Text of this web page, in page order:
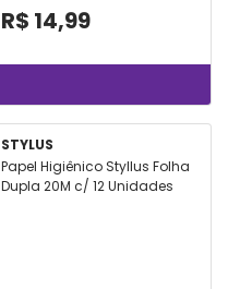
R$ 14,99
STYLUS
Papel Higiênico Styllus Folha
Dupla 20M c/ 12 Unidades